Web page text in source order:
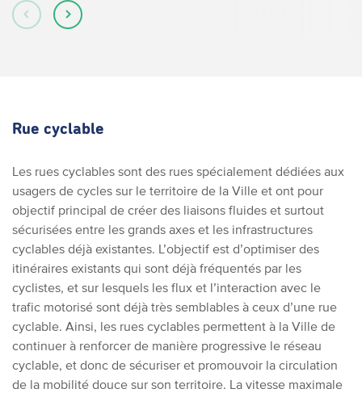
Rue cyclable
Les rues cyclables sont des rues spécialement dédiées aux
usagers de cycles sur le territoire de la Ville et ont pour
objectif principal de créer des liaisons fluides et surtout
sécurisées entre les grands axes et les infrastructures
cyclables déjà existantes. L’objectif est d’optimiser des
itinéraires existants qui sont déjà fréquentés par les
cyclistes, et sur lesquels les flux et l’interaction avec le
trafic motorisé sont déjà très semblables à ceux d’une rue
cyclable. Ainsi, les rues cyclables permettent à la Ville de
continuer à renforcer de manière progressive le réseau
cyclable, et donc de sécuriser et promouvoir la circulation
de la mobilité douce sur son territoire. La vitesse maximale